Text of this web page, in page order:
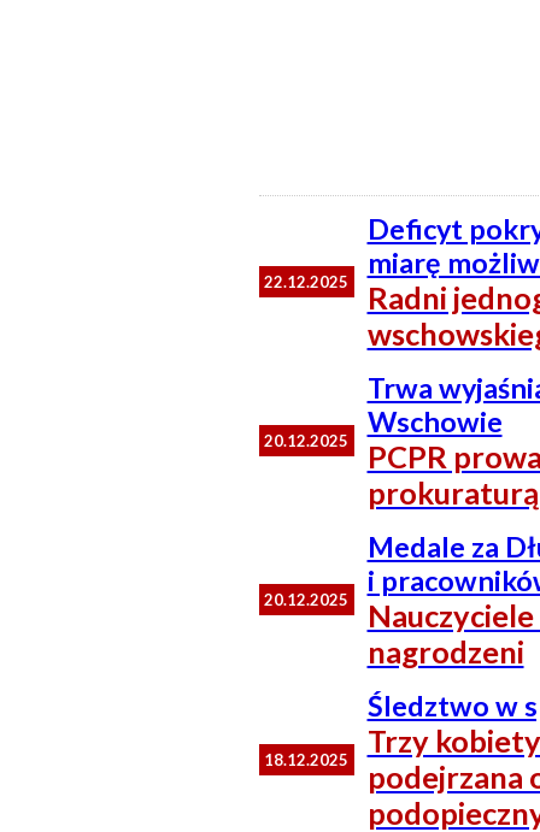
22.12.2025
Deficyt
miarę
Radni
20.12.2025
Trwa
Wschowie
PCPR
prokuraturą
20.12.2025
Medale za
i
nagrodzeni
18.12.2025
Śledztwo w
Trzy
podejrzana